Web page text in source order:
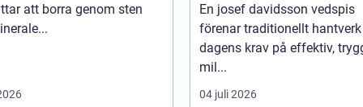
att borra genom sten
En josef davidsson vedspis
förenar traditionellt
dagens krav på effektiv,
mil...
04 juli 2026